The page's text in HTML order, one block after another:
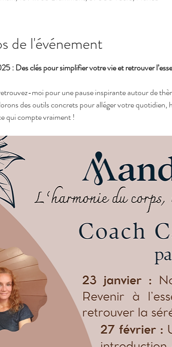
de l'événement
: Des clés pour simplifier votre vie et retrouver
moi pour une pause inspirante autour de
des outils concrets pour alléger votre
qui compte vraiment !